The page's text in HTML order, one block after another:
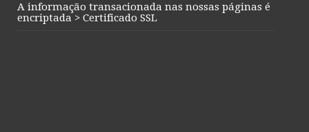
A informação transacionada nas nossas páginas é
encriptada > Certificado SSL